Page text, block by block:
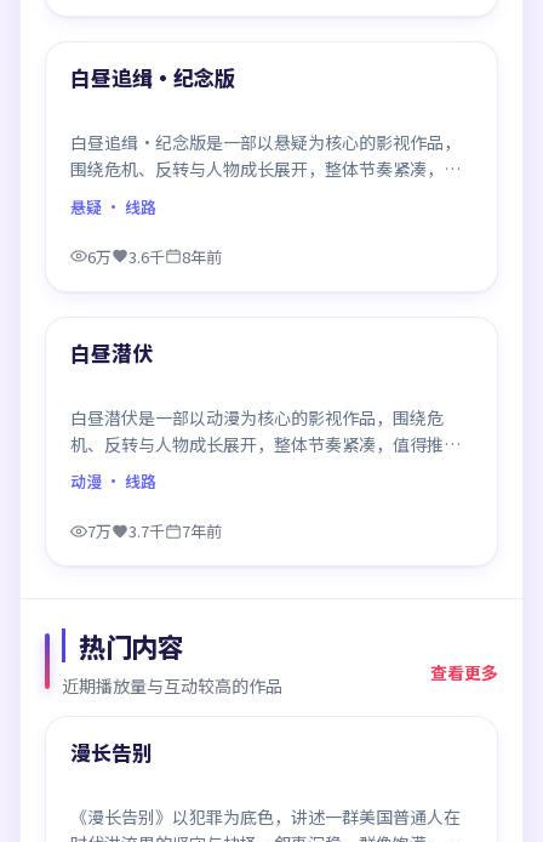
最新
白昼追缉·纪念版
白昼追缉·纪念版是一部以悬疑为核心的影视作品，
围绕危机、反转与人物成长展开，整体节奏紧凑，值
得推荐观看。
悬疑 · 线路
6万 3.6千 8年前
最新
白昼潜伏
白昼潜伏是一部以动漫为核心的影视作品，围绕危
机、反转与人物成长展开，整体节奏紧凑，值得推荐
观看。
动漫 · 线路
7万 3.7千 7年前
热门内容
近期播放量与互动较高的作品
查看更多
热门
99:38
漫长告别
《漫长告别》以犯罪为底色，讲述一群美国普通人在